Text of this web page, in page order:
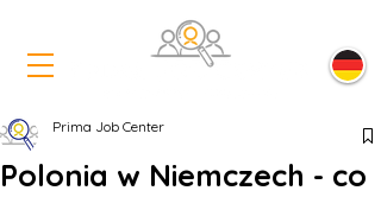
Polonia w Niemczech - co
Prima Job Center